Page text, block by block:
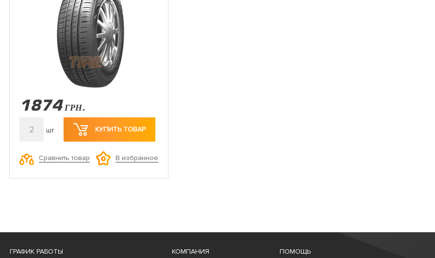
1874 ГРН.
2 шт КУПИТЬ ТОВАР
Сравнить товар В избранное
ГРАФИК РАБОТЫ КОМПАНИЯ ПОМОЩЬ